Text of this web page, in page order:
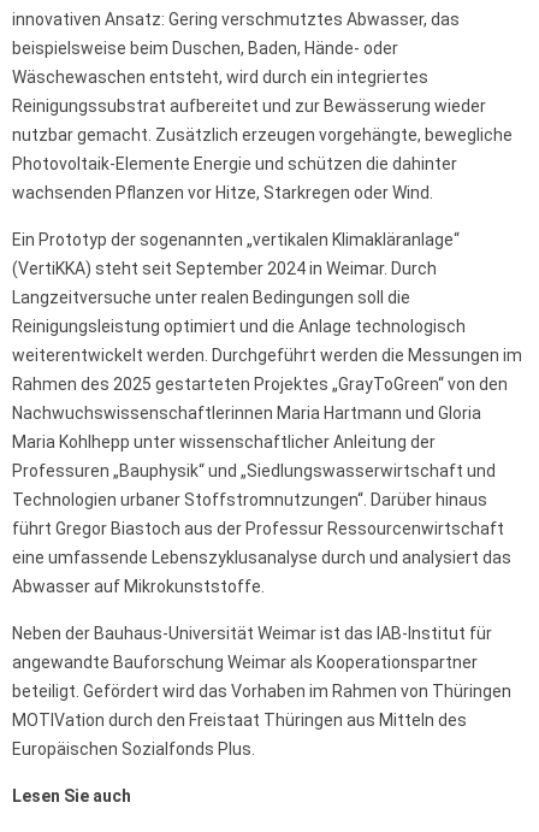
innovativen Ansatz: Gering verschmutztes Abwasser, das
beispielsweise beim Duschen, Baden, Hände- oder
Wäschewaschen entsteht, wird durch ein integriertes
Reinigungssubstrat aufbereitet und zur Bewässerung wieder
nutzbar gemacht. Zusätzlich erzeugen vorgehängte, bewegliche
Photovoltaik-Elemente Energie und schützen die dahinter
wachsenden Pflanzen vor Hitze, Starkregen oder Wind.
Ein Prototyp der sogenannten „vertikalen Klimakläranlage“
(VertiKKA) steht seit September 2024 in Weimar. Durch
Langzeitversuche unter realen Bedingungen soll die
Reinigungsleistung optimiert und die Anlage technologisch
weiterentwickelt werden. Durchgeführt werden die Messungen im
Rahmen des 2025 gestarteten Projektes „GrayToGreen“ von den
Nachwuchswissenschaftlerinnen Maria Hartmann und Gloria
Maria Kohlhepp unter wissenschaftlicher Anleitung der
Professuren „Bauphysik“ und „Siedlungswasserwirtschaft und
Technologien urbaner Stoffstromnutzungen“. Darüber hinaus
führt Gregor Biastoch aus der Professur Ressourcenwirtschaft
eine umfassende Lebenszyklusanalyse durch und analysiert das
Abwasser auf Mikrokunststoffe.
Neben der Bauhaus-Universität Weimar ist das IAB-Institut für
angewandte Bauforschung Weimar als Kooperationspartner
beteiligt. Gefördert wird das Vorhaben im Rahmen von Thüringen
MOTIVation durch den Freistaat Thüringen aus Mitteln des
Europäischen Sozialfonds Plus.
Lesen Sie auch